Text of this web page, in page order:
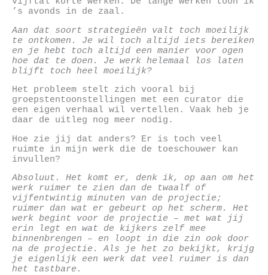
’s avonds in de zaal.
Aan dat soort strategieën valt toch moeilijk
te ontkomen. Je wil toch altijd iets bereiken
en je hebt toch altijd een manier voor ogen
hoe dat te doen. Je werk helemaal los laten
blijft toch heel moeilijk?
Het probleem stelt zich vooral bij
groepstentoonstellingen met een curator die
een eigen verhaal wil vertellen. Vaak heb je
daar de uitleg nog meer nodig.
Hoe zie jij dat anders? Er is toch veel
ruimte in mijn werk die de toeschouwer kan
invullen?
Absoluut. Het komt er, denk ik, op aan om het
werk ruimer te zien dan de twaalf of
vijfentwintig minuten van de projectie;
ruimer dan wat er gebeurt op het scherm. Het
werk begint voor de projectie – met wat jij
erin legt en wat de kijkers zelf mee
binnenbrengen – en loopt in die zin ook door
na de projectie. Als je het zo bekijkt, krijg
je eigenlijk een werk dat veel ruimer is dan
het tastbare.